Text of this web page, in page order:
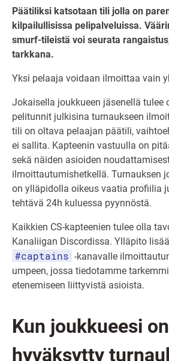
Päätiliksi katsotaan tili jolla on
kilpailullisissa pelipalveluissa.
smurf-tileistä voi seurata
tarkkana.
Yksi pelaaja voidaan ilmoittaa vain
Jokaisella joukkueen jäsenellä tulee
pelitunnit julkisina turnaukseen
tili on oltava pelaajan päätili,
ei sallita. Kapteenin vastuulla on
sekä näiden asioiden
ilmoittautumishetkellä. Turnauksen
on ylläpidolla oikeus vaatia profiilia
tehtävä 24h kuluessa pyynnöstä.
Kaikkien CS-kapteenien tulee olla
Kanaliigan Discordissa. Ylläpito
#captains -kanavalle
umpeen, jossa tiedotamme
etenemiseen liittyvistä asioista.
Kun joukkueesi on
hyväksytty